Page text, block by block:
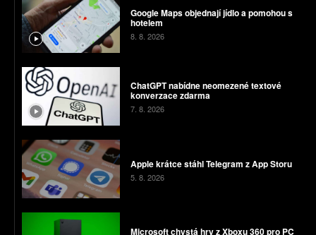
Google Maps objednají jídlo a pomohou s
hotelem
8. 8. 2026
ChatGPT nabídne neomezené textové
konverzace zdarma
7. 8. 2026
Apple krátce stáhl Telegram z App Storu
5. 8. 2026
Microsoft chystá hry z Xboxu 360 pro PC